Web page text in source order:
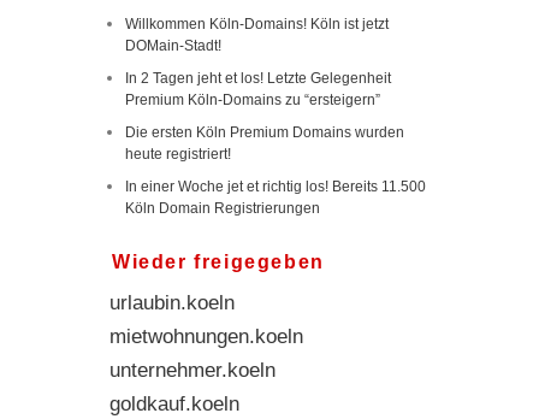
Willkommen Köln-Domains! Köln ist jetzt
DOMain-Stadt!
In 2 Tagen jeht et los! Letzte Gelegenheit
Premium Köln-Domains zu “ersteigern”
Die ersten Köln Premium Domains wurden
heute registriert!
In einer Woche jet et richtig los! Bereits 11.500
Köln Domain Registrierungen
Wieder freigegeben
urlaubin.koeln
mietwohnungen.koeln
unternehmer.koeln
goldkauf.koeln